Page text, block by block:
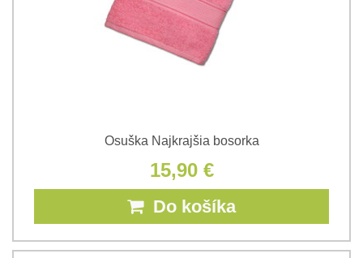
Osuška Najkrajšia bosorka
15,90 €
Do košíka